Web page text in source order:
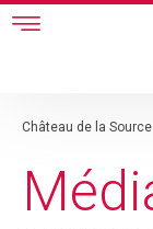
Skip to main
Château de la Source